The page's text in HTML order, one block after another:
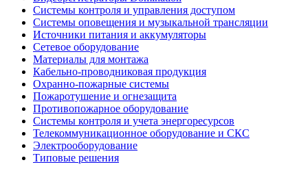
Системы контроля и управления доступом
Системы оповещения и музыкальной трансляции
Источники питания и аккумуляторы
Сетевое оборудование
Материалы для монтажа
Кабельно-проводниковая продукция
Охранно-пожарные системы
Пожаротушение и огнезащита
Противопожарное оборудование
Системы контроля и учета энергоресурсов
Телекоммуникационное оборудование и СКС
Электрооборудование
Типовые решения